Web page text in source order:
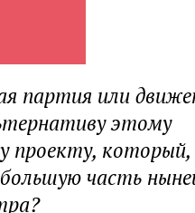
партия или
этому
проекту,
часть